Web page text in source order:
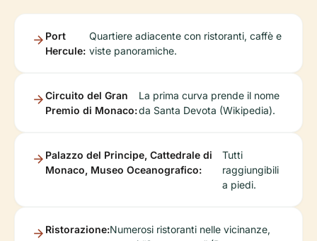
Port
Hercule:
Quartiere adiacente con ristoranti, caffè e
viste panoramiche.
Circuito del Gran
Premio di Monaco:
La prima curva prende il nome
da Santa Devota (Wikipedia).
Palazzo del Principe, Cattedrale di
Monaco, Museo Oceanografico:
Tutti
raggiungibili
a piedi.
Ristorazione:Numerosi ristoranti nelle vicinanze,